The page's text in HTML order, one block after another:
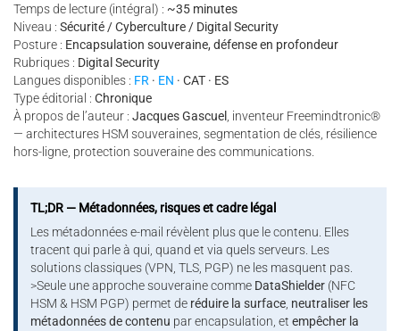
Temps de lecture (intégral) : ~35 minutes
Niveau : Sécurité / Cyberculture / Digital Security
Posture : Encapsulation souveraine, défense en profondeur
Rubriques : Digital Security
Langues disponibles : FR · EN · CAT · ES
Type éditorial : Chronique
À propos de l’auteur : Jacques Gascuel , inventeur Freemindtronic®
— architectures HSM souveraines, segmentation de clés, résilience
hors-ligne, protection souveraine des communications.
TL;DR — Métadonnées, risques et cadre légal
Les métadonnées e-mail révèlent plus que le contenu. Elles
tracent qui parle à qui, quand et via quels serveurs. Les
solutions classiques (VPN, TLS, PGP) ne les masquent pas.
>Seule une approche souveraine comme DataShielder (NFC
HSM & HSM PGP) permet de réduire la surface, neutraliser les
métadonnées de contenu par encapsulation, etempêcher la